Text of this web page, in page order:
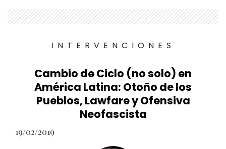
INTERVENCIONES
Cambio de Ciclo (no solo) en
América Latina: Otoño de los
Pueblos, Lawfare y Ofensiva
Neofascista
19/02/2019